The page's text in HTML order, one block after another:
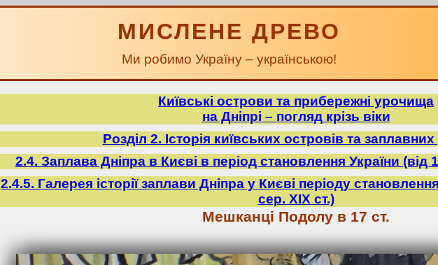
МИСЛЕНЕ ДРЕВО
Ми робимо Україну – українською!
Київські острови та прибережні урочища
на Дніпрі – погляд крізь віки
Розділ 2. Історія київських островів та
2.4. Заплава Дніпра в Києві в період становлення України (від
2.4.5. Галерея історії заплави Дніпра у Києві періоду
сер. ХІХ ст.)
Мешканці Подолу в 17 ст.